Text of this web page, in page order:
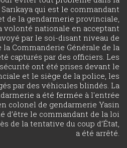
qui est le commandant
de la gendarmerie provinciale,
volonté nationale en acceptant
par le soi-disant niveau de
Commanderie Générale de la
capturés par des officiers. Les
ont été prises devant le
et le siège de la police, les
par des véhicules blindés. La
a été fermée à l'entrée
colonel de gendarmerie Yasin
d’être le commandant de la loi
de la tentative du coup d’État,
a été arrêté.